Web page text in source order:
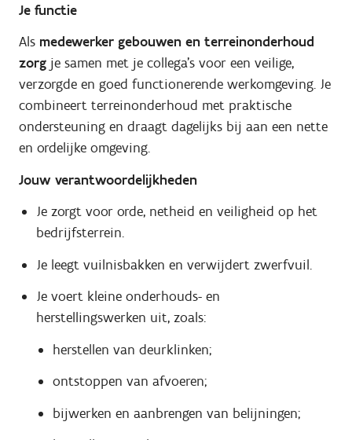
Je functie
Als medewerker gebouwen en terreinonderhoud
zorg je samen met je collega's voor een veilige,
verzorgde en goed functionerende werkomgeving. Je
combineert terreinonderhoud met praktische
ondersteuning en draagt dagelijks bij aan een nette
en ordelijke omgeving.
Jouw verantwoordelijkheden
Je zorgt voor orde, netheid en veiligheid op het
bedrijfsterrein.
Je leegt vuilnisbakken en verwijdert zwerfvuil.
Je voert kleine onderhouds- en
herstellingswerken uit, zoals:
herstellen van deurklinken;
ontstoppen van afvoeren;
bijwerken en aanbrengen van belijningen;